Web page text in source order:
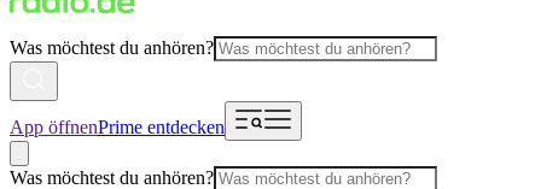
Was möchtest du anhören?
App öffnenPrime entdecken
Was möchtest du anhören?